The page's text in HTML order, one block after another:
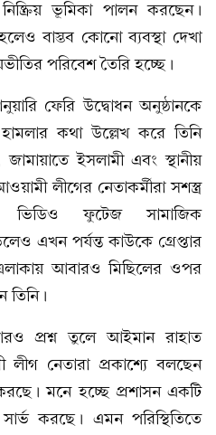
ভূমিকা পালন করছেন।
বাস্তব কোনো ব্যবস্থা দেখা
পরিবেশ তৈরি হচ্ছে।
ফেরি উদ্বোধন অনুষ্ঠানকে
কথা উল্লেখ করে তিনি
ইসলামী এবং স্থানীয়
লীগের নেতাকর্মীরা সশস্ত্র
ভিডিও ফুটেজ সামাজিক
এখন পর্যন্ত কাউকে গ্রেপ্তার
আবারও মিছিলের ওপর
তিনি।
প্রশ্ন তুলে আইমান রাহাত
নেতারা প্রকাশ্যে বলছেন
মনে হচ্ছে প্রশাসন একটি
করছে। এমন পরিস্থিতিতে